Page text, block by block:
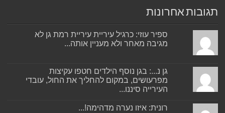
תגובות אחרונות
ספיר עוזי: כרגיל עיריית עיריית רמת גן לא
מגיבה מאחר ולא מעניין אותה...
גן נ...: בגן נוסף הילדים חטפו עקיצות
מפרעושים, במקום להחליך את החול, עובדי
העירייה סיננו...
רונית: איזו נערה מדהימה!...